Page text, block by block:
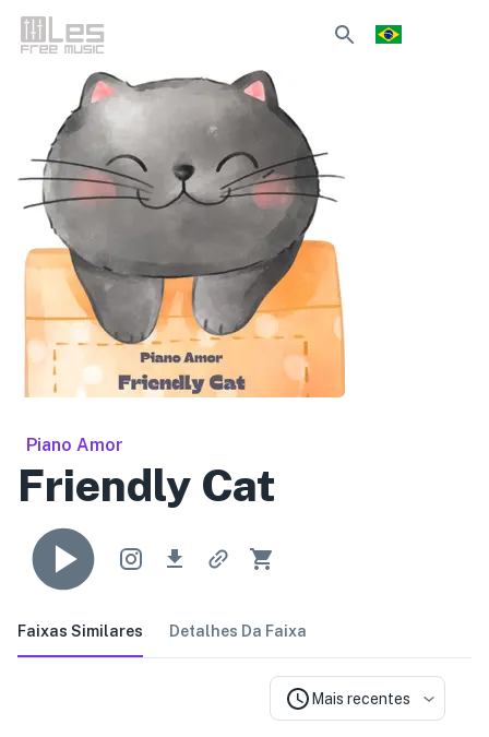
Piano Amor
Friendly Cat
Faixas Similares Detalhes Da Faixa
Mais recentes